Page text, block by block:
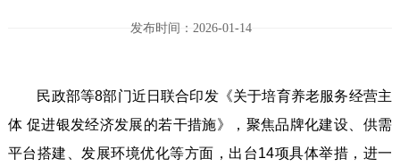
发布时间：2026-01-14
民政部等8部门近日联合印发《关于培育养老服务经营主
体 促进银发经济发展的若干措施》，聚焦品牌化建设、供需
平台搭建、发展环境优化等方面，出台14项具体举措，进一